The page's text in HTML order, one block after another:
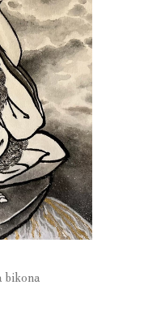
bikona